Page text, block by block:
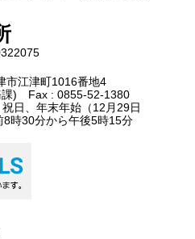
江津町1016番地4
課) Fax : 0855-52-1380
日、年末年始（12月29日
時30分から午後5時15分